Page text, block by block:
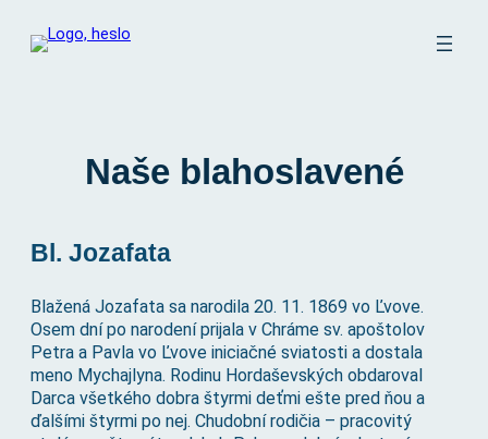
Naše blahoslavené
Bl. Jozafata
Blažená Jozafata sa narodila 20. 11. 1869 vo Ľvove.
Osem dní po narodení prijala v Chráme sv. apoštolov
Petra a Pavla vo Ľvove iniciačné sviatosti a dostala
meno Mychajlyna. Rodinu Hordaševských obdaroval
Darca všetkého dobra štyrmi deťmi ešte pred ňou a
ďalšími štyrmi po nej. Chudobní rodičia – pracovitý